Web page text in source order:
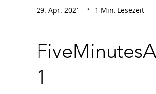
29. Apr. 2021 . 1 Min. Lesezeit
1